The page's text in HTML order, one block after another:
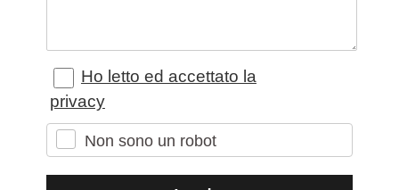
Ho letto ed accettato la
privacy
Non sono un robot